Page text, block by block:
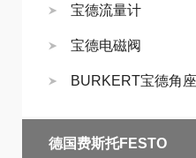
宝德流量计
宝德电磁阀
BURKERT宝德角
德国费斯托FESTO